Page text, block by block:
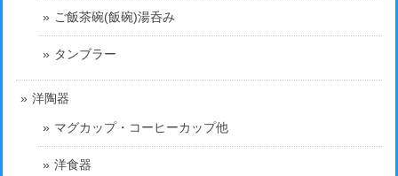
ご飯茶碗(飯碗)湯呑み
タンブラー
洋陶器
マグカップ・コーヒーカップ他
洋食器